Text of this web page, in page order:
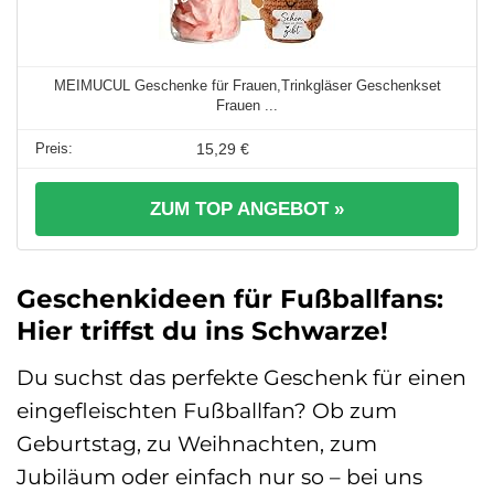
MEIMUCUL Geschenke für Frauen,Trinkgläser Geschenkset
Frauen ...
15,29 €
ZUM TOP ANGEBOT »
Geschenkideen für Fußballfans:
Hier triffst du ins Schwarze!
Du suchst das perfekte Geschenk für einen
eingefleischten Fußballfan? Ob zum
Geburtstag, zu Weihnachten, zum
Jubiläum oder einfach nur so – bei uns